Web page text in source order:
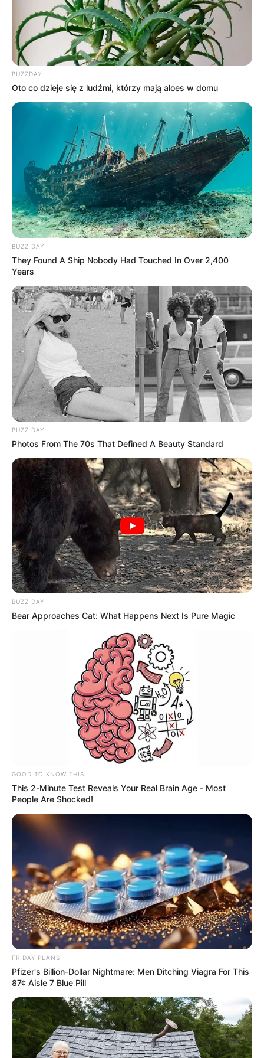
prostego, brutalnego i efektownego kina akcji na wieczór,
Fachowiec” może okazać się jedną z ciekawszych
propozycji dostępnych obecnie wHBO Max.
zdj. HBO Max
OBSERWUJ NAS W GOOGLE NEWS, BY BYĆ NA
BIEŻĄCO!
Facebook Twitter Google+
Tagi: Fachowiec Filmy HBO Max
HBO Max filmy
BUZZDAY
Oto co dzieje się z ludźmi, którzy mają aloes w domu
BUZZ DAY
They Found A Ship Nobody Had Touched In Over 2,400
Years
BUZZ DAY
Photos From The 70s That Defined A Beauty Standard
BUZZ DAY
Bear Approaches Cat: What Happens Next Is Pure Magic
GOOD TO KNOW THIS
This 2-Minute Test Reveals Your Real Brain Age - Most
People Are Shocked!
FRIDAY PLANS
Pfizer's Billion-Dollar Nightmare: Men Ditching Viagra For This
87¢ Aisle 7 Blue Pill